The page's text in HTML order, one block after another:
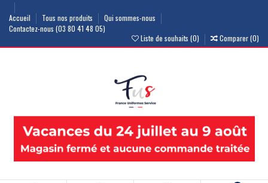
Accueil Tous nos produits
Qui sommes-nous
Contactez-nous (03 80 41 48 05)
Liste de souhaits (0) Comparer (0)